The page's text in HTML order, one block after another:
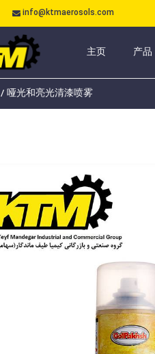
info@ktmaerosols.com
主页 产品
/ 哑光和亮光清漆喷雾